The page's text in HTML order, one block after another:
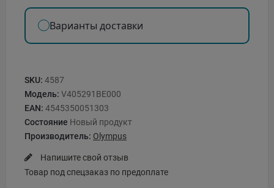
Варианты доставки
SKU: 4587
Модель: V405291BE000
EAN: 4545350051303
Состояние Новый продукт
Производитель: Olympus
Напишите свой отзыв
Товар под спецзаказ по предоплате